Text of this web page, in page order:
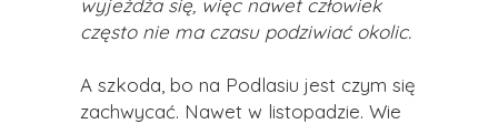
wyjeżdża się, więc nawet człowiek
często nie ma czasu podziwiać okolic.
A szkoda, bo na Podlasiu jest czym się
zachwycać. Nawet w listopadzie. Wie